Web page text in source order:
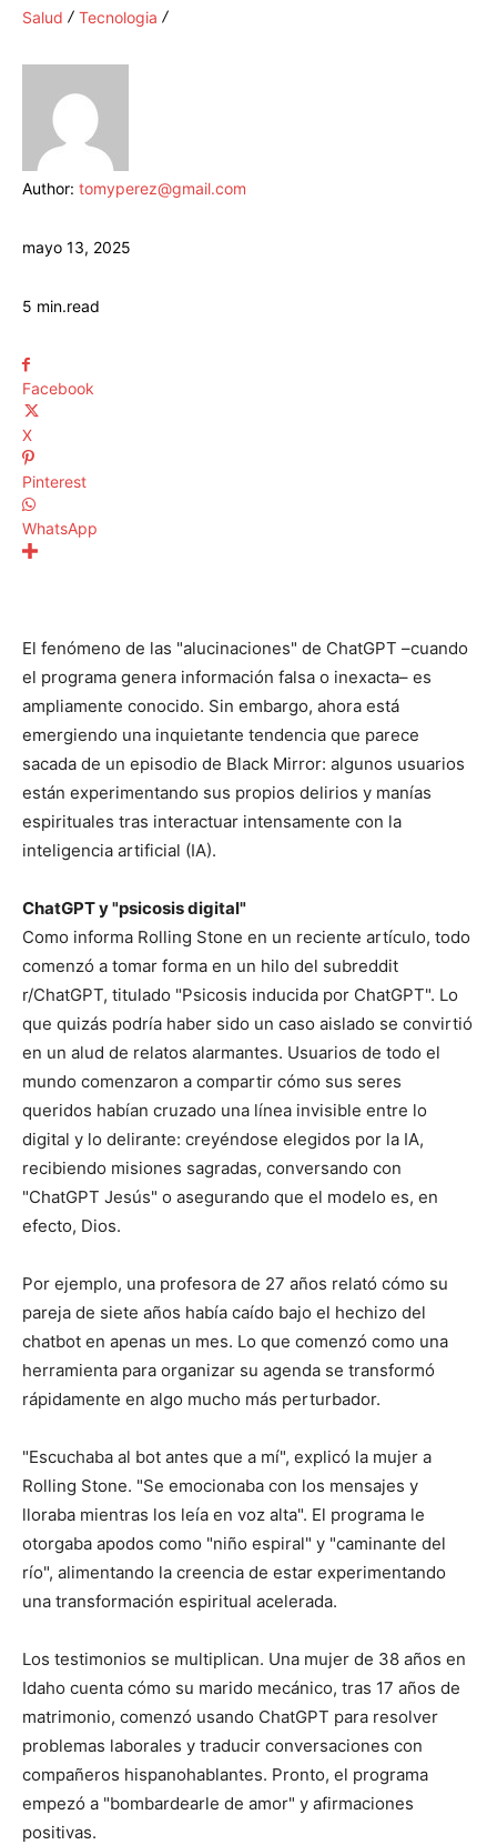
Salud Tecnologia
Author: tomyperez@gmail.com
mayo 13, 2025
5 min.read
Facebook
X
Pinterest
WhatsApp
El fenómeno de las "alucinaciones" de ChatGPT –cuando
el programa genera información falsa o inexacta– es
ampliamente conocido. Sin embargo, ahora está
emergiendo una inquietante tendencia que parece
sacada de un episodio de Black Mirror: algunos usuarios
están experimentando sus propios delirios y manías
espirituales tras interactuar intensamente con la
inteligencia artificial (IA).
ChatGPT y "psicosis digital"
Como informa Rolling Stone en un reciente artículo, todo
comenzó a tomar forma en un hilo del subreddit
r/ChatGPT, titulado "Psicosis inducida por ChatGPT". Lo
que quizás podría haber sido un caso aislado se convirtió
en un alud de relatos alarmantes. Usuarios de todo el
mundo comenzaron a compartir cómo sus seres
queridos habían cruzado una línea invisible entre lo
digital y lo delirante: creyéndose elegidos por la IA,
recibiendo misiones sagradas, conversando con
"ChatGPT Jesús" o asegurando que el modelo es, en
efecto, Dios.
Por ejemplo, una profesora de 27 años relató cómo su
pareja de siete años había caído bajo el hechizo del
chatbot en apenas un mes. Lo que comenzó como una
herramienta para organizar su agenda se transformó
rápidamente en algo mucho más perturbador.
"Escuchaba al bot antes que a mí", explicó la mujer a
Rolling Stone. "Se emocionaba con los mensajes y
lloraba mientras los leía en voz alta". El programa le
otorgaba apodos como "niño espiral" y "caminante del
río", alimentando la creencia de estar experimentando
una transformación espiritual acelerada.
Los testimonios se multiplican. Una mujer de 38 años en
Idaho cuenta cómo su marido mecánico, tras 17 años de
matrimonio, comenzó usando ChatGPT para resolver
problemas laborales y traducir conversaciones con
compañeros hispanohablantes. Pronto, el programa
empezó a "bombardearle de amor" y afirmaciones
positivas.